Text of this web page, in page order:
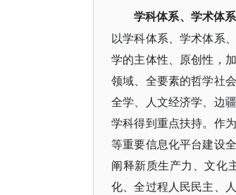
学科体系、学术体
以学科体系、学术体系
学的主体性、原创性，
领域、全要素的哲学社
全学、人文经济学、边
学科得到重点扶持。作
等重要信息化平台建设
阐释新质生产力、文化
化、全过程人民民主、